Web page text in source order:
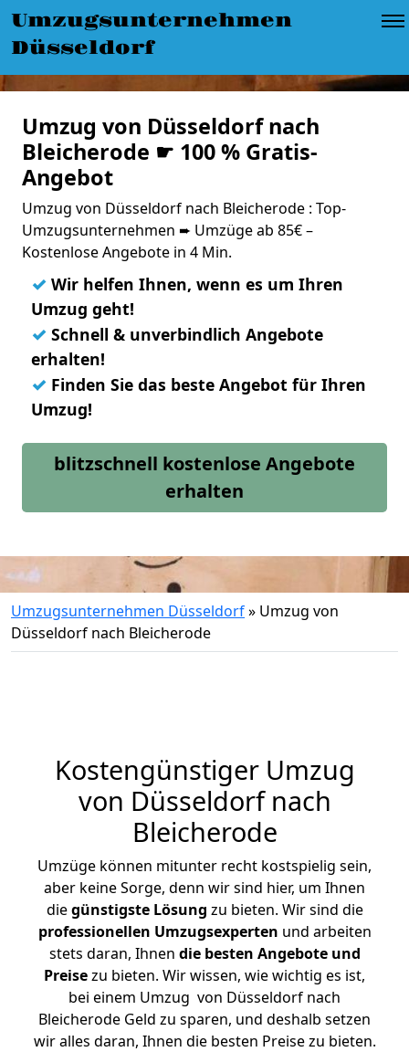
Umzugsunternehmen
Düsseldorf
Umzug von Düsseldorf nach
Bleicherode ☛ 100 % Gratis-
Angebot
Umzug von Düsseldorf nach Bleicherode : Top-
Umzugsunternehmen ➨ Umzüge ab 85€ –
Kostenlose Angebote in 4 Min.
✓ Wir helfen Ihnen, wenn es um Ihren
Umzug geht!
✓ Schnell & unverbindlich Angebote
erhalten!
✓ Finden Sie das beste Angebot für Ihren
Umzug!
blitzschnell kostenlose Angebote
erhalten
Umzugsunternehmen Düsseldorf» Umzug von
Düsseldorf nach Bleicherode
Kostengünstiger Umzug
von Düsseldorf nach
Bleicherode
Umzüge können mitunter recht kostspielig sein,
aber keine Sorge, denn wir sind hier, um Ihnen
diegünstigste Lösung zu bieten. Wir sind die
professionellen Umzugsexperten und arbeiten
stets daran, Ihnen die besten Angebote und
Preisezu bieten. Wir wissen, wie wichtig es ist,
bei einem Umzug von Düsseldorf nach
Bleicherode Geld zu sparen, und deshalb setzen
wir alles daran, Ihnen die besten Preise zu bieten.